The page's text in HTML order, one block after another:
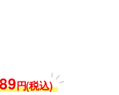
円(税込)